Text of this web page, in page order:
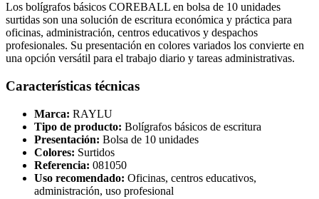
Los bolígrafos básicos COREBALL en bolsa de 10 unidades
surtidas son una solución de escritura económica y práctica para
oficinas, administración, centros educativos y despachos
profesionales. Su presentación en colores variados los convierte en
una opción versátil para el trabajo diario y tareas administrativas.
Características técnicas
Marca: RAYLU
Tipo de producto: Bolígrafos básicos de escritura
Presentación: Bolsa de 10 unidades
Colores: Surtidos
Referencia: 081050
Uso recomendado: Oficinas, centros educativos,
administración, uso profesional